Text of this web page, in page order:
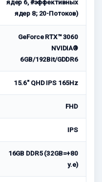
ядер 6, #эффективных
ядер 8; 20-Потоков)
GeForce RTX™ 3060
NVIDIA®
6GB/192Bit/GDDR6
15.6" QHD IPS 165Hz
FHD
IPS
16GB DDR5 (32GB=+80
у.е)